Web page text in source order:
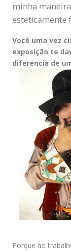
minha
esteticamente
Você uma vez
exposição te
diferencia de
Porque no